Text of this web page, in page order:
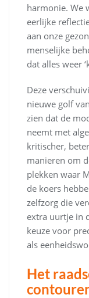
harmonie. We
eerlijke
aan onze
menselijke
dat alles weer
Deze
nieuwe golf
zien dat de
neemt met
kritischer,
manieren om
plekken waar
de koers
zelfzorg die
extra uurtje in
keuze voor
als
Het